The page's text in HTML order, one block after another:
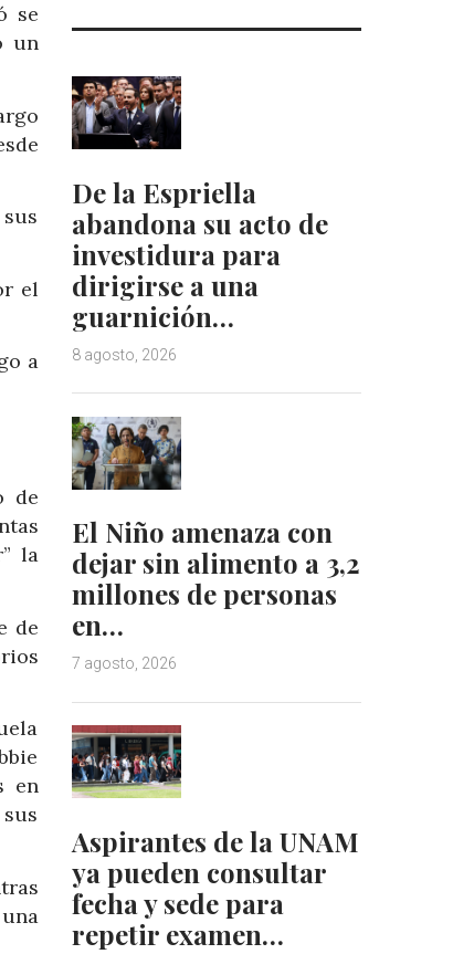
se
un
el
a
de
la
de
en
De la Espriella
abandona su acto de
investidura para
dirigirse a una
guarnición…
8 agosto, 2026
El Niño amenaza con
dejar sin alimento a 3,2
millones de personas
en…
7 agosto, 2026
Aspirantes de la UNAM
ya pueden consultar
fecha y sede para
repetir examen…